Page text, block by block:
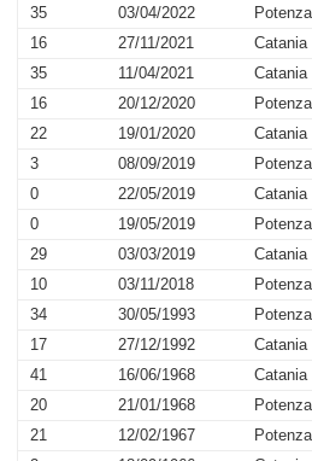
35
03/04/2022 Potenza
16
27/11/2021 Catania
35
11/04/2021 Catania
16
20/12/2020 Potenza
22
19/01/2020 Catania
3
08/09/2019 Potenza
0
22/05/2019 Catania
0
19/05/2019 Potenza
29
03/03/2019 Catania
10
03/11/2018 Potenza
34
30/05/1993 Potenza
17
27/12/1992 Catania
41
16/06/1968 Catania
20
21/01/1968 Potenza
21
12/02/1967 Potenza